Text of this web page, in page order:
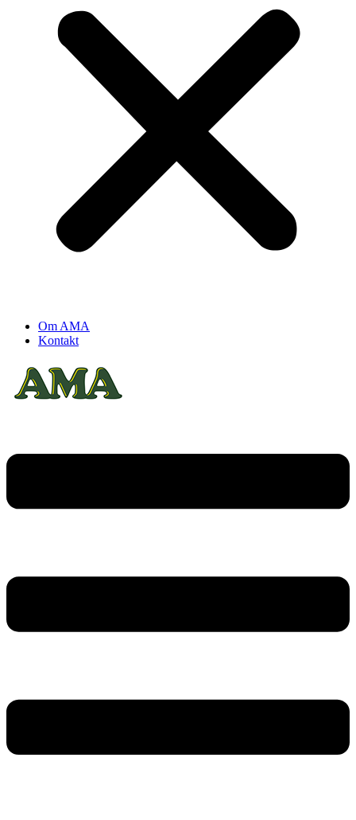
Om AMA
Kontakt